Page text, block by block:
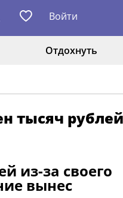
Войти
Отдохнуть
тысяч рублей
из-за своего
вынес